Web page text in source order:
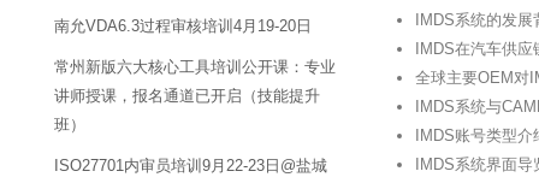
IMDS系统的发
IMDS在汽车供
全球主要OEM对
IMDS系统与
IMDS账号类型
IMDS系统界面
南允VDA6.3过程审核培训4月19-20日
常州新版六大核心工具培训公开课：专业
讲师授课，报名通道已开启（技能提升
班）
ISO27701内审员培训9月22-23日@盐城